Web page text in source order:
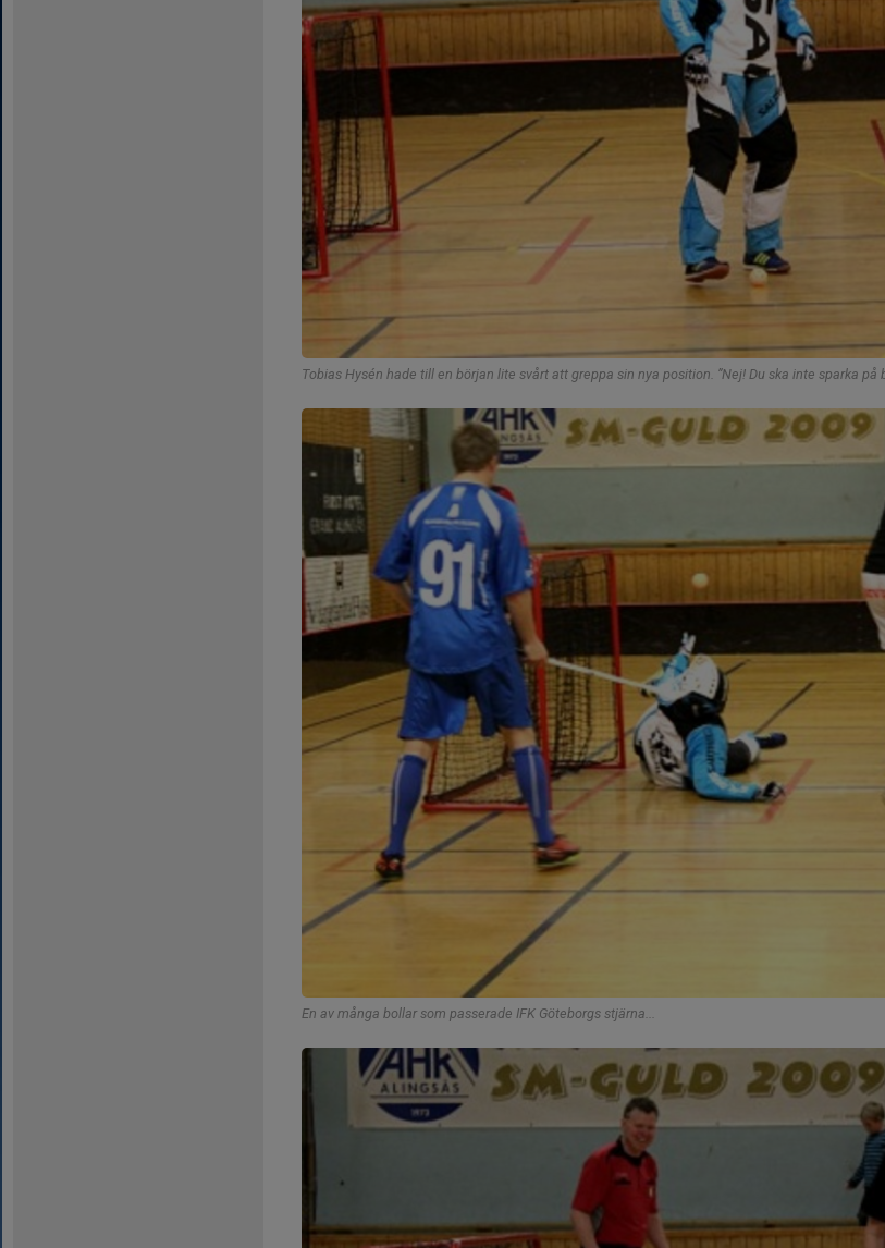
Tobias Hysén hade till en början lite svårt att greppa sin nya position. ”Nej! Du ska inte sparka på
En av många bollar som passerade IFK Göteborgs stjärna...